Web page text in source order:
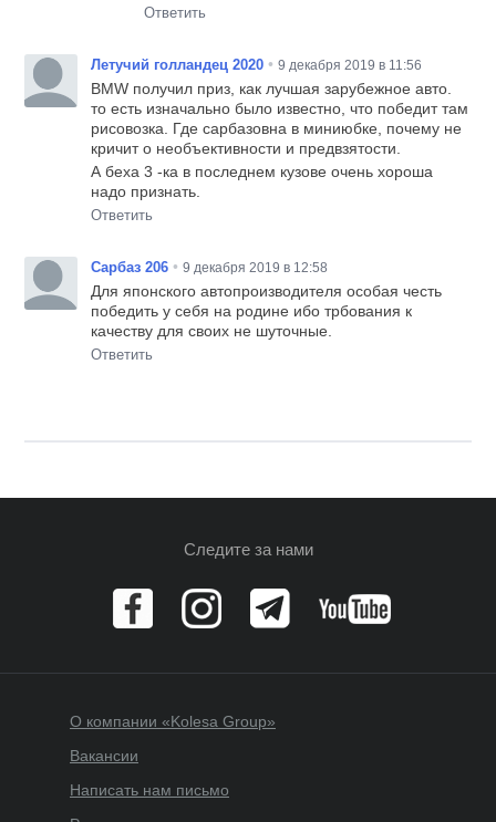
Ответить
Летучий голландец 2020 • 9 декабря 2019 в 11:56
BMW получил приз, как лучшая зарубежное авто.
то есть изначально было известно, что победит там
рисовозка. Где сарбазовна в миниюбке, почему не
кричит о необъективности и предвзятости.
А беха 3 -ка в последнем кузове очень хороша
надо признать.
Ответить
Сарбаз 206 • 9 декабря 2019 в 12:58
Для японского автопроизводителя особая честь
победить у себя на родине ибо трбования к
качеству для своих не шуточные.
Ответить
Следите за нами
О компании «Kolesa Group»
Вакансии
Написать нам письмо